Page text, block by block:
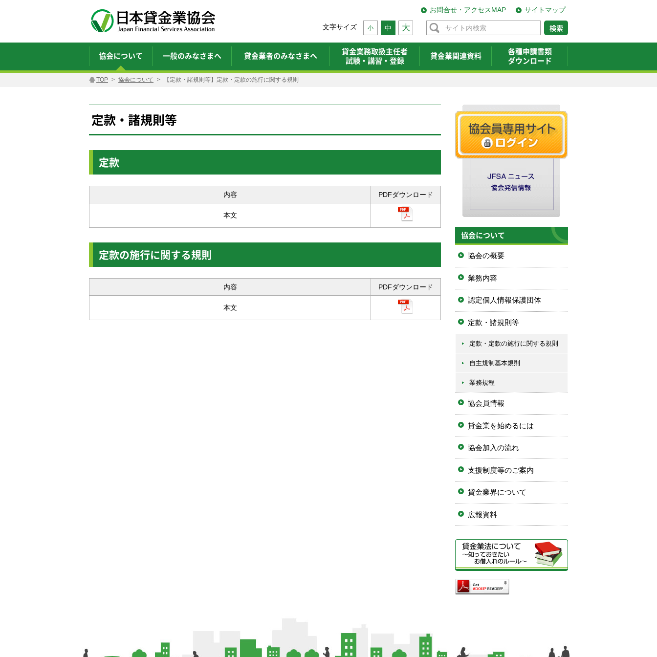
サイトマップ
お問合せ・アクセスMAP
文字サイズ 小 中 大
協会について 一般のみなさまへ 貸金業者のみなさまへ
貸金業務取扱主任者
試験・講習・登録
貸金業関連資料
各種申請書類
ダウンロード
TOP 協会について 【定款・諸規則等】定款・定款の施行に関する規則
定款・諸規則等
定款
内容 PDFダウンロード
本文
定款の施行に関する規則
内容 PDFダウンロード
本文
協会について
協会の概要
業務内容
認定個人情報保護団体
定款・諸規則等
定款・定款の施行に関する規則
自主規制基本規則
業務規程
協会員情報
貸金業を始めるには
協会加入の流れ
支援制度等のご案内
貸金業界について
広報資料